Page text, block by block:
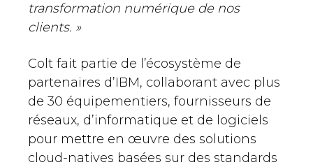
transformation numérique de nos
clients. »
Colt fait partie de l’écosystème de
partenaires d’IBM, collaborant avec plus
de 30 équipementiers, fournisseurs de
réseaux, d’informatique et de logiciels
pour mettre en œuvre des solutions
cloud-natives basées sur des standards